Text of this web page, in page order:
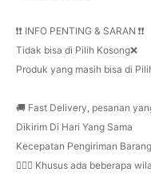
❗️❗️ INFO PENTING & SARAN ❗️❗️
Tidak bisa di Pilih Kosong❌
Produk yang masih bisa di
🚚 Fast Delivery, pesanan
Dikirim Di Hari Yang Sama
Kecepatan Pengiriman
🙋🏻‍♀️ Khusus ada beberapa